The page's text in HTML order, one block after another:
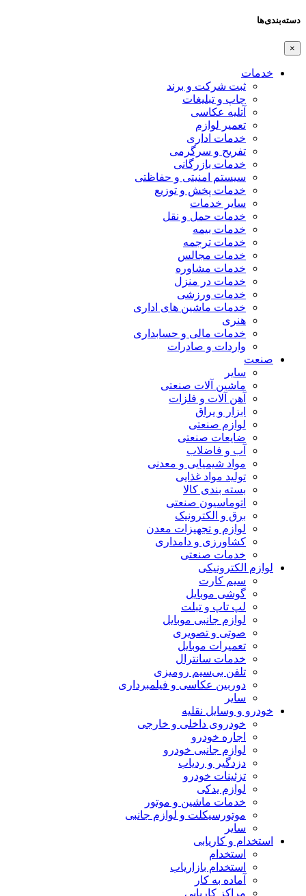
دسته‌بندی‌ها
×
خدمات
ثبت شرکت و برند
چاپ و تبلیغات
آتلیه عکاسی
تعمیر لوازم
خدمات اداری
تفریح و سرگرمی
خدمات بازرگانی
سیستم امنیتی و حفاظتی
خدمات پخش و توزیع
سایر خدمات
خدمات حمل و نقل
خدمات بیمه
خدمات ترجمه
خدمات مجالس
خدمات مشاوره
خدمات در منزل
خدمات ورزشی
خدمات ماشین های اداری
هنری
خدمات مالی و حسابداری
واردات و صادرات
صنعت
سایر
ماشین آلات صنعتی
آهن آلات و فلزات
ابزار و یراق
لوازم صنعتی
ضایعات صنعتی
آب و فاضلاب
مواد شیمیایی و معدنی
تولید مواد غذایی
بسته بندی کالا
اتوماسیون صنعتی
برق و الکترونیک
لوازم و تجهیزات معدن
کشاورزی و دامداری
خدمات صنعتی
لوازم الکترونیکی
سیم کارت
گوشی موبایل
لپ تاپ و تبلت
لوازم جانبی موبایل
صوتی و تصویری
تعمیرات موبایل
خدمات سانترال
تلفن بی‌سیم رومیزی
دوربین عکاسی و فیلمبرداری
سایر
خودرو و وسایل نقلیه
خودروی داخلی و خارجی
اجاره خودرو
لوازم جانبی خودرو
دزدگیر و ردیاب
تزئینات خودرو
لوازم یدکی
خدمات ماشین و موتور
موتورسیکلت و لوازم جانبی
سایر
استخدام و کاریابی
استخدام
استخدام بازاریاب
آماده به کار
مراکز کاریابی